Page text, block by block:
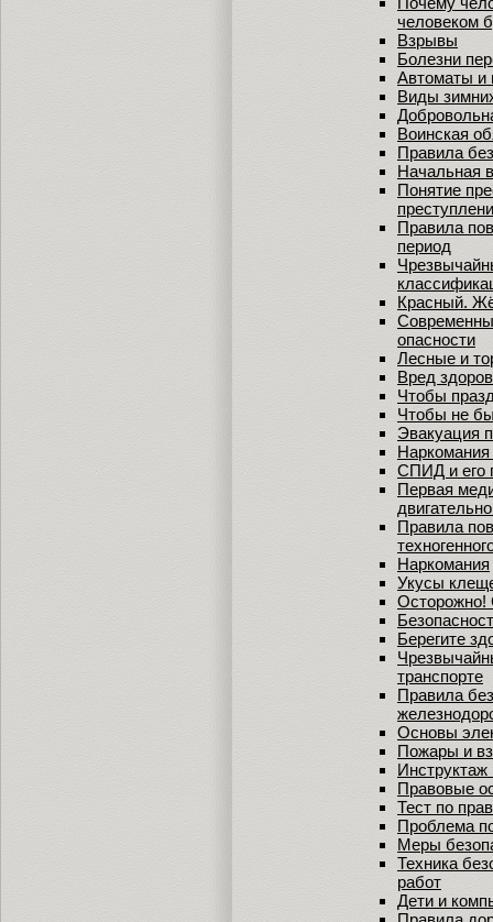
человеком
Взрывы
Болезни
Автоматы и
Виды
Воинская
Правила
Начальная
Понятие
Правила
период
Красный.
опасности
Лесные и
Вред
Чтобы
Чтобы не
Эвакуация
СПИД и его
Первая
Правила
Наркомания
Укусы
Осторожно!
Берегите
транспорте
Правила
Основы
Пожары и
Инструктаж
Правовые
Тест по
Проблема
Меры
Техника
работ
Дети и